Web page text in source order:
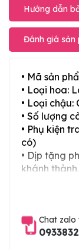
Hướng dẫn
Đánh giá sản
• Mã sản
• Loại hoa:
• Loại chậu:
• Số lượng
• Phụ kiện
có)
• Dịp tặng
khánh
thọ, mừng
Chat zalo